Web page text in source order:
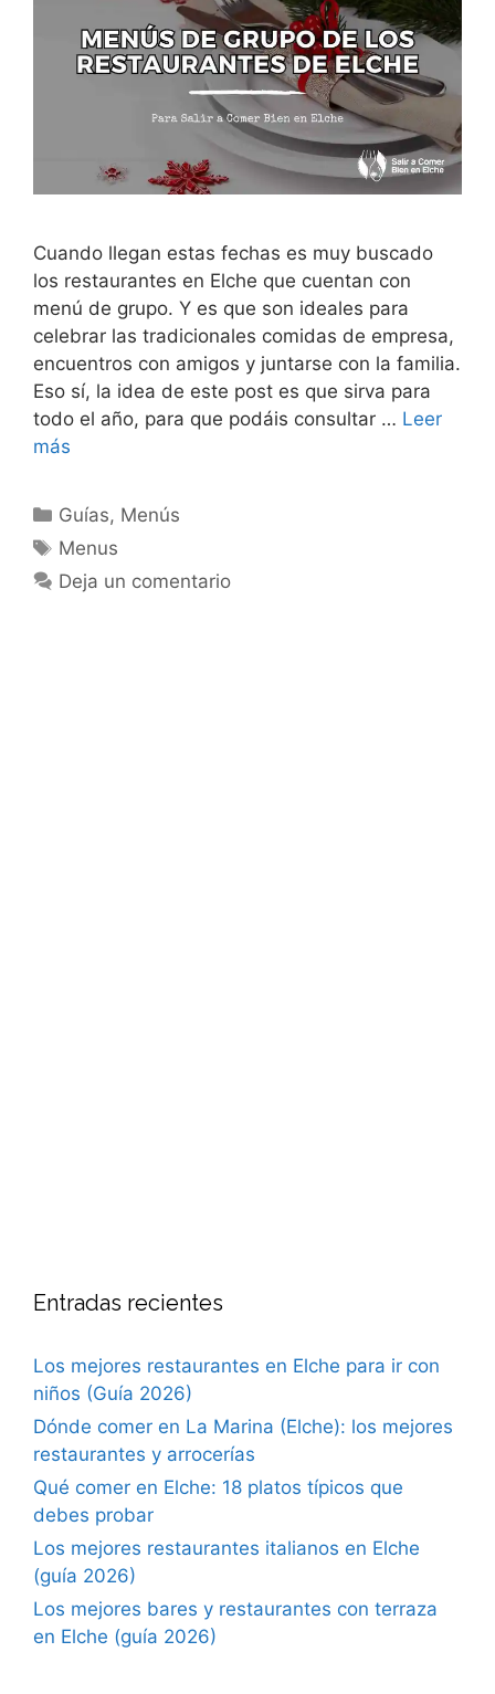
Cuando llegan estas fechas es muy buscado
los restaurantes en Elche que cuentan con
menú de grupo. Y es que son ideales para
celebrar las tradicionales comidas de empresa,
encuentros con amigos y juntarse con la familia.
Eso sí, la idea de este post es que sirva para
todo el año, para que podáis consultar … Leer
más
Categorías
Guías, Menús
Etiquetas
Menus
Deja un comentario
Entradas recientes
Los mejores restaurantes en Elche para ir con
niños (Guía 2026)
Dónde comer en La Marina (Elche): los mejores
restaurantes y arrocerías
Qué comer en Elche: 18 platos típicos que
debes probar
Los mejores restaurantes italianos en Elche
(guía 2026)
Los mejores bares y restaurantes con terraza
en Elche (guía 2026)